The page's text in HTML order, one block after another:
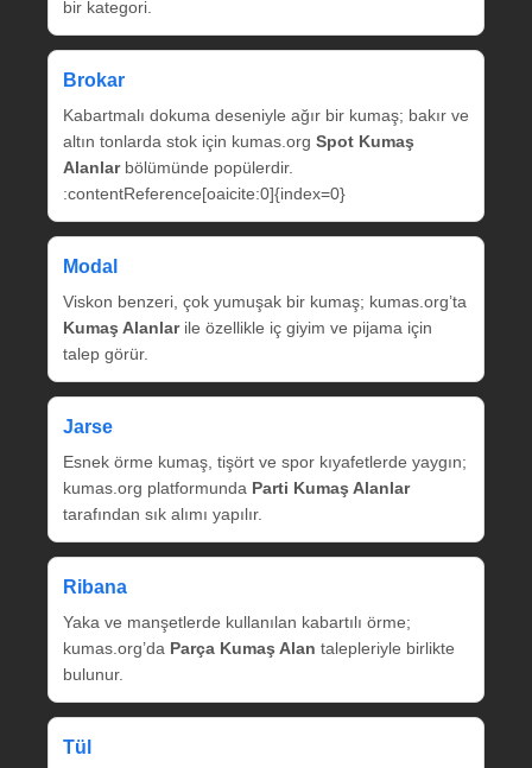
bir kategori.
Brokar
Kabartmalı dokuma deseniyle ağır bir kumaş; bakır ve
altın tonlarda stok için kumas.org Spot Kumaş
Alanlarbölümünde popülerdir.
:contentReference[oaicite:0]{index=0}
Modal
Viskon benzeri, çok yumuşak bir kumaş; kumas.org’ta
Kumaş Alanlarile özellikle iç giyim ve pijama için
talep görür.
Jarse
Esnek örme kumaş, tişört ve spor kıyafetlerde yaygın;
kumas.org platformunda Parti Kumaş Alanlar
tarafından sık alımı yapılır.
Ribana
Yaka ve manşetlerde kullanılan kabartılı örme;
kumas.org’da Parça Kumaş Alan talepleriyle birlikte
bulunur.
Tül